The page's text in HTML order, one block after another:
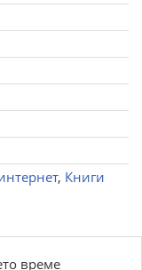
, Книги
време